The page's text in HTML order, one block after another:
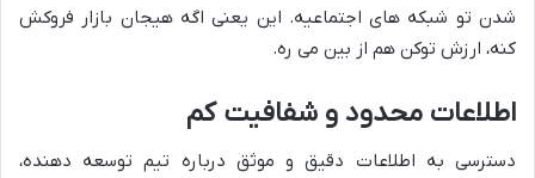
شدن تو شبکه های اجتماعیه. این یعنی اگه هیجان بازار فروکش
کنه، ارزش توکن هم از بین می ره.
اطلاعات محدود و شفافیت کم
دسترسی به اطلاعات دقیق و موثق درباره تیم توسعه دهنده،